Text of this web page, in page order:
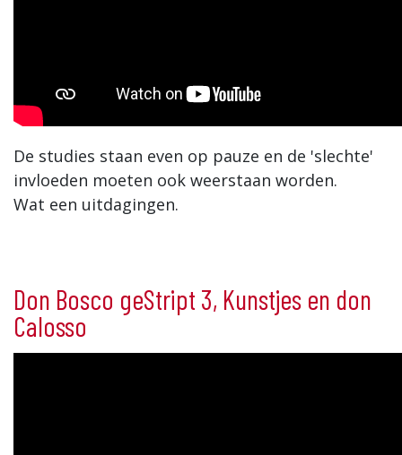
De studies staan even op pauze en de 'slechte'
invloeden moeten ook weerstaan worden.
Wat een uitdagingen.
Don Bosco geStript 3, Kunstjes en don
Calosso